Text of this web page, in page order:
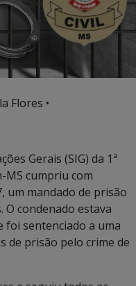
Flores •
Gerais (SIG) da 1ª
MS cumpriu com
um mandado de prisão
O condenado estava
foi sentenciado a uma
de prisão pelo crime de